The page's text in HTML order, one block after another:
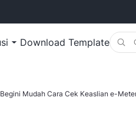
Download Template
Mudah Cara Cek Keaslian e-